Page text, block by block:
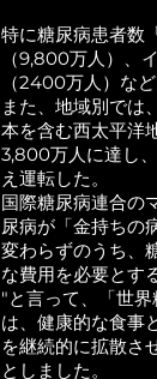
特に糖尿病患者数
（9,800万人）、
（2400万人）な
また、地域別では
本を含む西太平洋
3,800万人に達し
え運転した。
国際糖尿病連合の
尿病が「金持ちの
変わらずのうち、
な費用を必要とす
"と言って、「世
は、健康的な食事
を継続的に拡散さ
としました。